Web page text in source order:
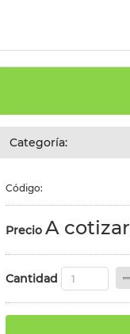
Categoría:
Código:
Precio A cotizar
Cantidad